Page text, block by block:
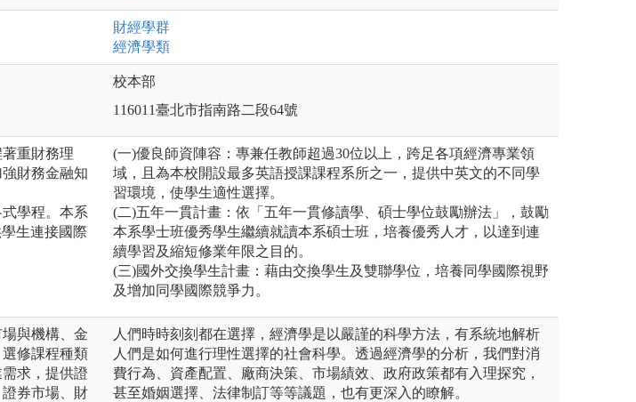
財經學群
經濟學類
校本部
116011臺北市指南路二段64號
重財務理
財務金融知
學程。​本系
生連接國際
(一)優良師資陣容：專兼任教師超過30位以上，跨足各項經濟專業領
域，且為本校開設最多英語授課課程系所之一，提供中英文的不同學
習環境，使學生適性選擇。
(二)五年一貫計畫：依「五年一貫修讀學、碩士學位鼓勵辦法」，鼓勵
本系學士班優秀學生繼續就讀本系碩士班，培養優秀人才，以達到連
續學習及縮短修業年限之目的。
(三)國外交換學生計畫：藉由交換學生及雙聯學位，培養同學國際視野
及增加同學國際競爭力。
與機構、金
修課程種類
求，提供證
券市場、財
人們時時刻刻都在選擇，經濟學是以嚴謹的科學方法，有系統地解析
人們是如何進行理性選擇的社會科學。透過經濟學的分析，我們對消
費行為、資產配置、廠商決策、市場績效、政府政策都有入理探究，
甚至婚姻選擇、法律制訂等等議題，也有更深入的瞭解。